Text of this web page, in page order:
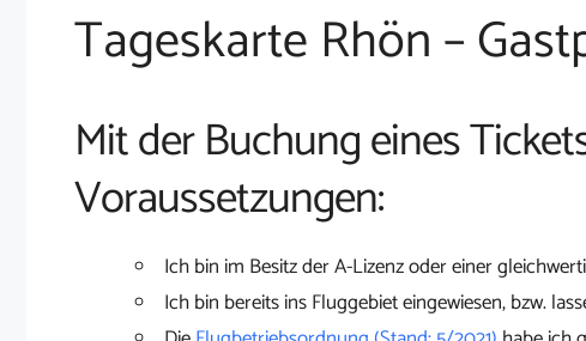
Tageskarte Rhön –
Mit der Buchung eines
Voraussetzungen:
Ich bin im Besitz der A-Lizenz oder einer
Ich bin bereits ins Fluggebiet eingewiesen, bzw.